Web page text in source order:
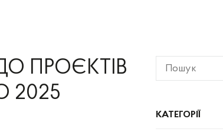
КАТЕГОРІЇ
ПРОЄКТІВ
2025